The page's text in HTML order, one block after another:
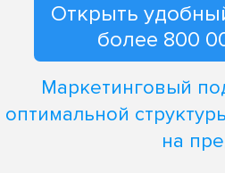
Открыть
более 800
Маркетинговый
оптимальной
на